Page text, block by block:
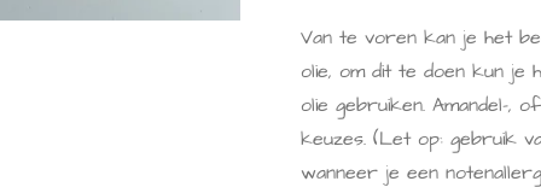
Van te voren kan je het
olie, om dit te doen kun je
olie gebruiken. Amandel-,
keuzes. (Let op: gebruik
wanneer je een